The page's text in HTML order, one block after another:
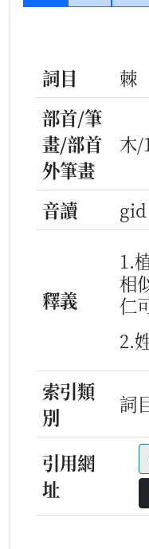
詞目
棘
部首/筆
畫/部首
外筆畫
木/
音讀 gid
釋義
1.
相
仁
2.
索引類
別
詞
引用網
址